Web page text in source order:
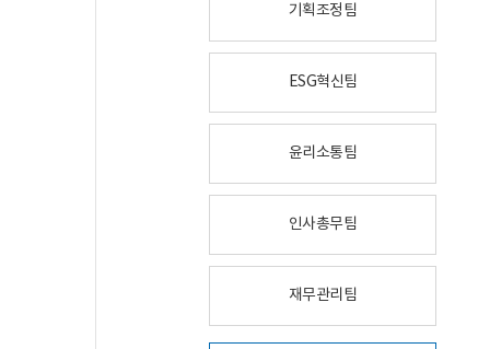
기획조정팀
ESG혁신팀
윤리소통팀
인사총무팀
재무관리팀